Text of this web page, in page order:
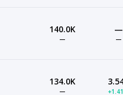
140.0K
—
—
—
134.0K
—